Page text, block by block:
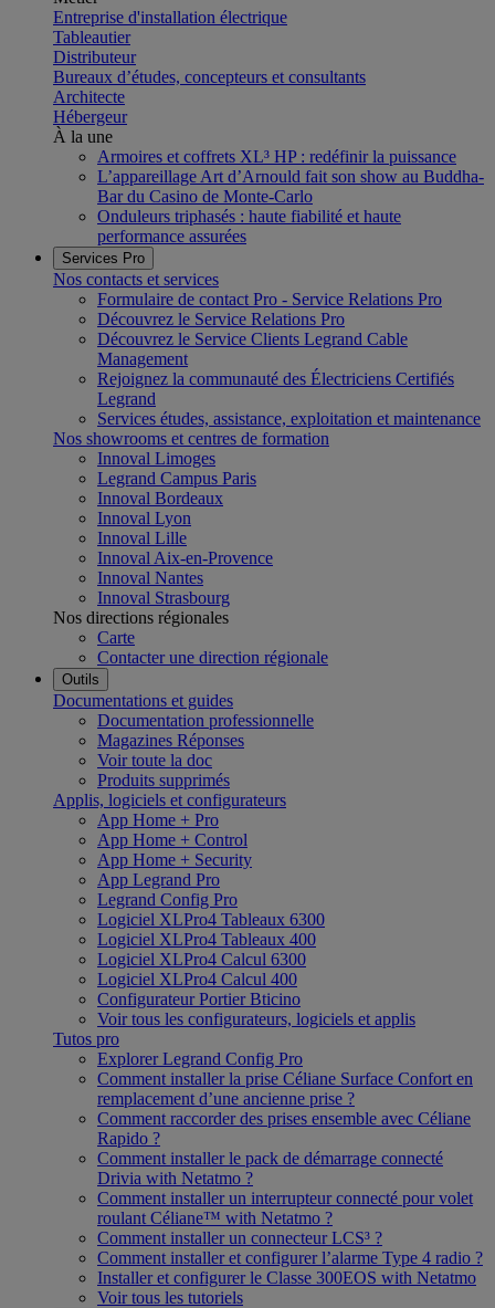
Entreprise d'installation électrique
Tableautier
Distributeur
Bureaux d’études, concepteurs et consultants
Architecte
Hébergeur
À la une
Armoires et coffrets XL³ HP : redéfinir la puissance
L’appareillage Art d’Arnould fait son show au Buddha-
Bar du Casino de Monte-Carlo
Onduleurs triphasés : haute fiabilité et haute
performance assurées
Services Pro
Nos contacts et services
Formulaire de contact Pro - Service Relations Pro
Découvrez le Service Relations Pro
Découvrez le Service Clients Legrand Cable
Management
Rejoignez la communauté des Électriciens Certifiés
Legrand
Services études, assistance, exploitation et maintenance
Nos showrooms et centres de formation
Innoval Limoges
Legrand Campus Paris
Innoval Bordeaux
Innoval Lyon
Innoval Lille
Innoval Aix-en-Provence
Innoval Nantes
Innoval Strasbourg
Nos directions régionales
Carte
Contacter une direction régionale
Outils
Documentations et guides
Documentation professionnelle
Magazines Réponses
Voir toute la doc
Produits supprimés
Applis, logiciels et configurateurs
App Home + Pro
App Home + Control
App Home + Security
App Legrand Pro
Legrand Config Pro
Logiciel XLPro4 Tableaux 6300
Logiciel XLPro4 Tableaux 400
Logiciel XLPro4 Calcul 6300
Logiciel XLPro4 Calcul 400
Configurateur Portier Bticino
Voir tous les configurateurs, logiciels et applis
Tutos pro
Explorer Legrand Config Pro
Comment installer la prise Céliane Surface Confort en
remplacement d’une ancienne prise ?
Comment raccorder des prises ensemble avec Céliane
Rapido ?
Comment installer le pack de démarrage connecté
Drivia with Netatmo ?
Comment installer un interrupteur connecté pour volet
roulant Céliane™ with Netatmo ?
Comment installer un connecteur LCS³ ?
Comment installer et configurer l’alarme Type 4 radio ?
Installer et configurer le Classe 300EOS with Netatmo
Voir tous les tutoriels